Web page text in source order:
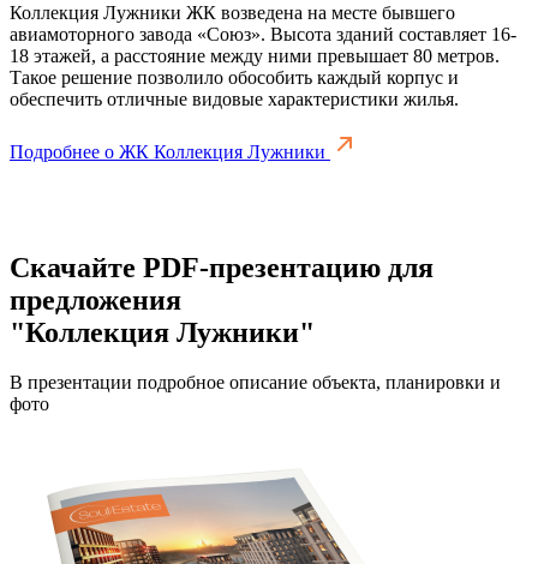
Коллекция Лужники ЖК возведена на месте бывшего
авиамоторного завода «Союз». Высота зданий составляет 16-
18 этажей, а расстояние между ними превышает 80 метров.
Такое решение позволило обособить каждый корпус и
обеспечить отличные видовые характеристики жилья.
Подробнее о ЖК Коллекция Лужники
Скачайте PDF-презентацию для
предложения
"Коллекция Лужники"
В презентации подробное описание объекта, планировки и
фото